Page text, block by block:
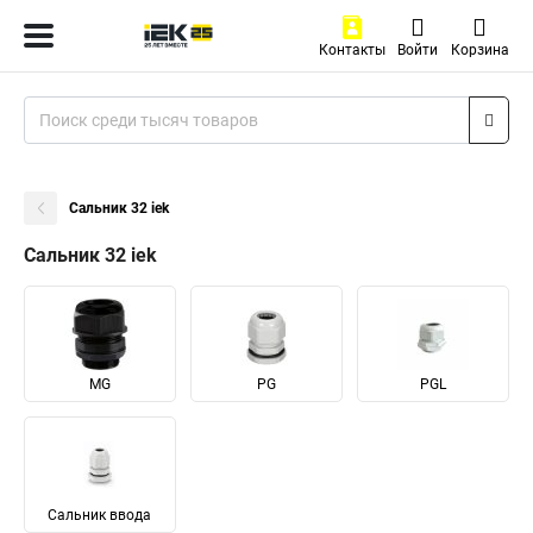
Контакты Войти Корзина
Сальник 32 iek
Сальник 32 iek
MG PG PGL
Сальник ввода